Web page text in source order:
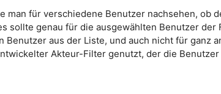
man für verschiedene Benutzer nachsehen, ob
sollte genau für die ausgewählten Benutzer der
Benutzer aus der Liste, und auch nicht für ganz
Akteur-Filter genutzt, der die